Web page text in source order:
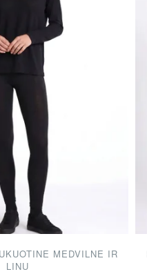
MEDVILNE IR
LINU